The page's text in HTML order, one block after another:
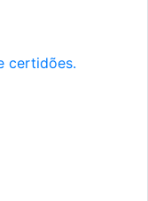
certidões.